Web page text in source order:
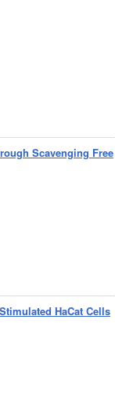
Scavenging Free
HaCat Cells